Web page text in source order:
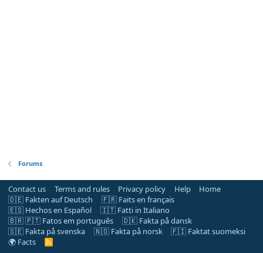
Forums
Contact us Terms and rules Privacy policy Help
Home
🇩🇪 Fakten auf Deutsch
🇫🇷 Faits en français
🇪🇸 Hechos en Español
🇮🇹 Fatti in Italiano
🇧🇷 🇵🇹 Fatos em português
🇩🇰 Fakta på dansk
🇸🇪 Fakta på svenska
🇳🇴 Fakta på norsk
🇫🇮 Faktat suomeksi
🌍 Facts
R